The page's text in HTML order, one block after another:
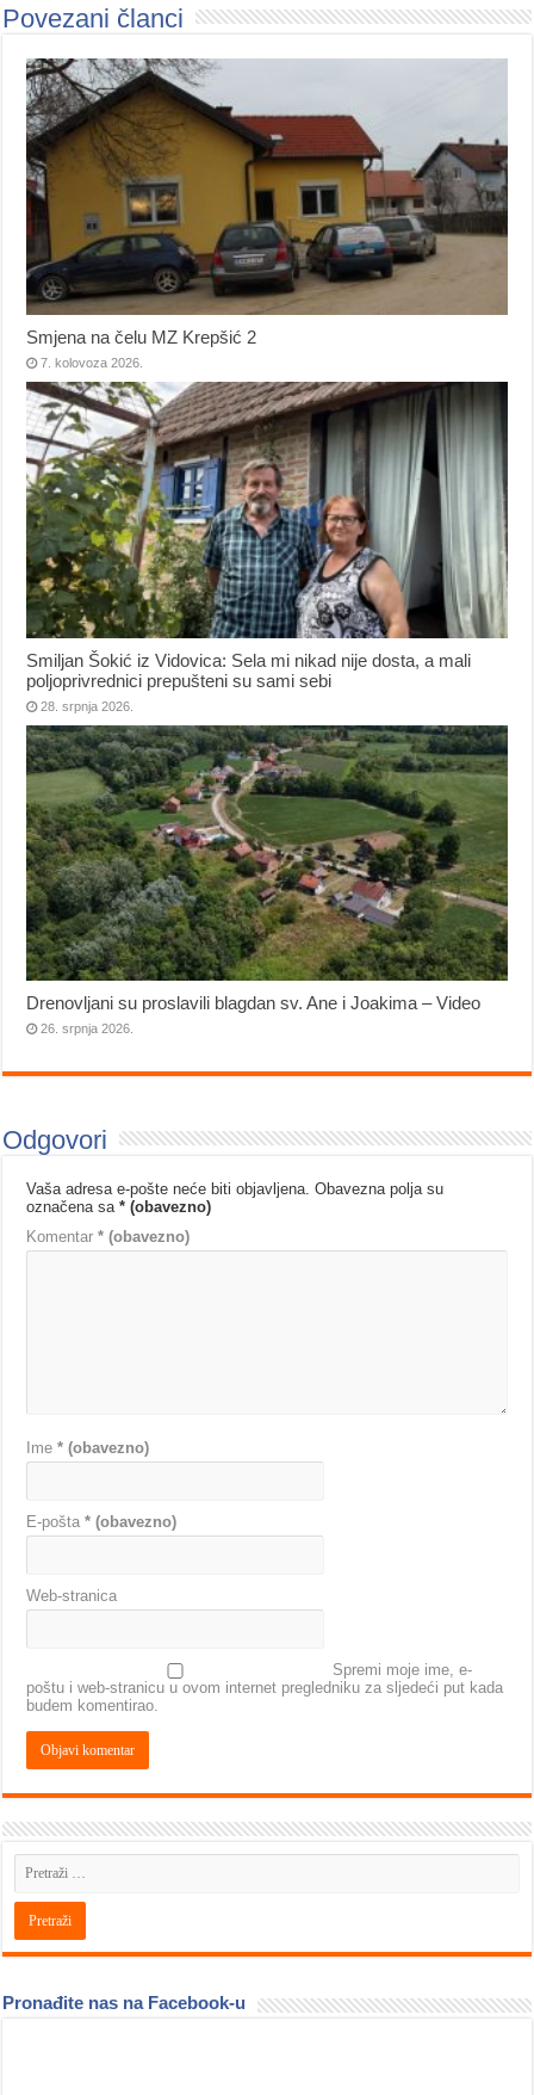
Povezani članci
Smjena na čelu MZ Krepšić 2
7. kolovoza 2026.
Smiljan Šokić iz Vidovica: Sela mi nikad nije dosta, a mali
poljoprivrednici prepušteni su sami sebi
28. srpnja 2026.
Drenovljani su proslavili blagdan sv. Ane i Joakima – Video
26. srpnja 2026.
Odgovori
Vaša adresa e-pošte neće biti objavljena. Obavezna polja su
označena sa* (obavezno)
Komentar* (obavezno)
Ime* (obavezno)
E-pošta* (obavezno)
Web-stranica
Spremi moje ime, e-
poštu i web-stranicu u ovom internet pregledniku za sljedeći put kada
budem komentirao.
Pronađite nas na Facebook-u